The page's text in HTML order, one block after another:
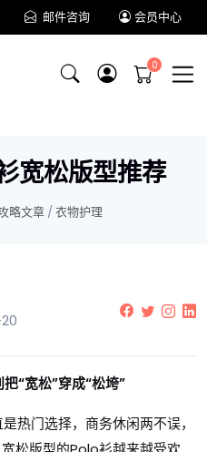
邮件咨询 会员中心
宽松版型推荐
略文章 / 衣物护理
“宽松”穿成“松垮”
热门选择，商务休闲两不误，